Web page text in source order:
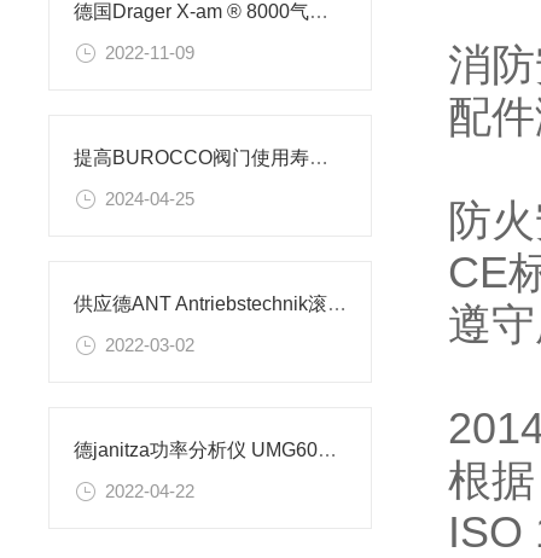
德国Drager X-am ® 8000气体检测仪
2022-11-09
提高BUROCCO阀门使用寿命的策略
2024-04-25
供应德ANT Antriebstechnik滚珠丝杠螺母
2022-03-02
德janitza功率分析仪 UMG604压力表电源
2022-04-22
消
配
防
CE
遵
根
ISO